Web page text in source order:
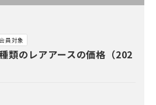
員対象
類のレアアースの価格（202